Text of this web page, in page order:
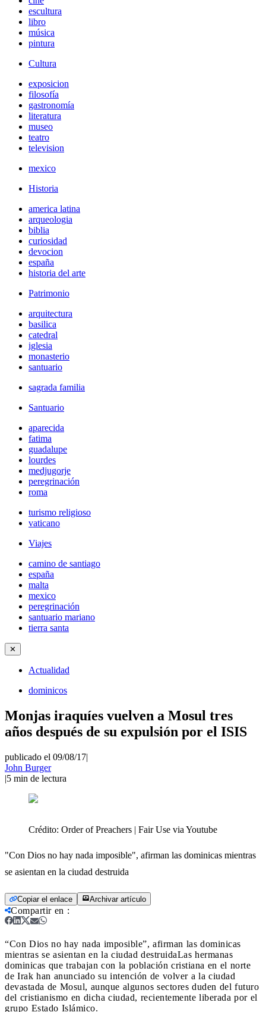
escultura
libro
música
pintura
Cultura
exposicion
filosofía
gastronomía
literatura
museo
teatro
television
mexico
Historia
america latina
arqueologia
biblia
curiosidad
devocion
españa
historia del arte
Patrimonio
arquitectura
basilica
catedral
iglesia
monasterio
santuario
sagrada familia
Santuario
aparecida
fatima
guadalupe
lourdes
medjugorje
peregrinación
roma
turismo religioso
vaticano
Viajes
camino de santiago
españa
malta
mexico
peregrinación
santuario mariano
tierra santa
✕
Actualidad
dominicos
Monjas iraquíes vuelven a Mosul tres
años después de su expulsión por el ISIS
publicado el 09/08/17|
John Burger
|5 min de lectura
Crédito: Order of Preachers | Fair Use via Youtube
"Con Dios no hay nada imposible", afirman las dominicas mientras
se asientan en la ciudad destruida
Copiar el enlace Archivar artículo
Compartir en :
“Con Dios no hay nada imposible”, afirman las dominicas
mientras se asientan en la ciudad destruidaLas hermanas
dominicas que trabajan con la población cristiana en el norte
de Irak han anunciado su intención de volver a la ciudad
devastada de Mosul, aunque algunos sectores duden del futuro
del cristianismo en dicha ciudad, recientemente liberada por el
grupo Estado Islámico.